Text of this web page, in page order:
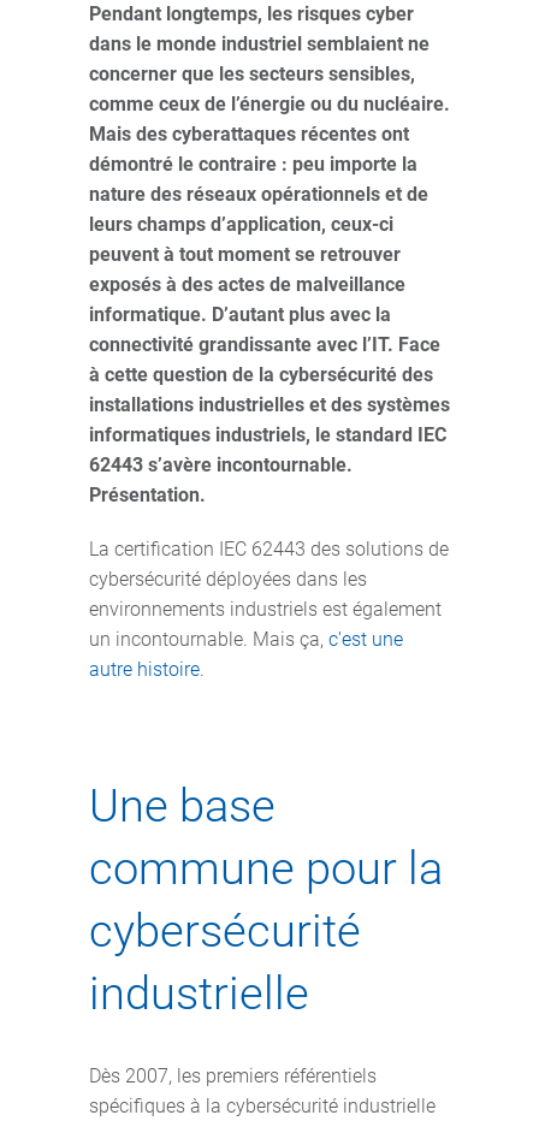
Pendant longtemps, les risques cyber
dans le monde industriel semblaient ne
concerner que les secteurs sensibles,
comme ceux de l’énergie ou du nucléaire.
Mais des cyberattaques récentes ont
démontré le contraire : peu importe la
nature des réseaux opérationnels et de
leurs champs d’application, ceux-ci
peuvent à tout moment se retrouver
exposés à des actes de malveillance
informatique. D’autant plus avec la
connectivité grandissante avec l’IT. Face
à cette question de la cybersécurité des
installations industrielles et des systèmes
informatiques industriels, le standard IEC
62443 s’avère incontournable.
Présentation.
La certification IEC 62443 des solutions de
cybersécurité déployées dans les
environnements industriels est également
un incontournable. Mais ça, c'est une
autre histoire.
Une base
commune pour la
cybersécurité
industrielle
Dès 2007, les premiers référentiels
spécifiques à la cybersécurité industrielle